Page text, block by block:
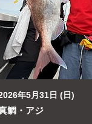
年5月31日 (日)
鯛・アジ